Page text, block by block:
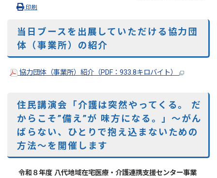
印刷
当日ブースを出展していただける協力団
体（事業所）の紹介
協力団体（事業所）紹介（PDF：933.8キロバイト）
住民講演会「介護は突然やってくる。 だ
からこそ”備え”が 味方になる。」～がん
ばらない、ひとりで抱え込まないための
方法～を開催します
令和８年度 八代地域在宅医療・介護連携支援センター事業